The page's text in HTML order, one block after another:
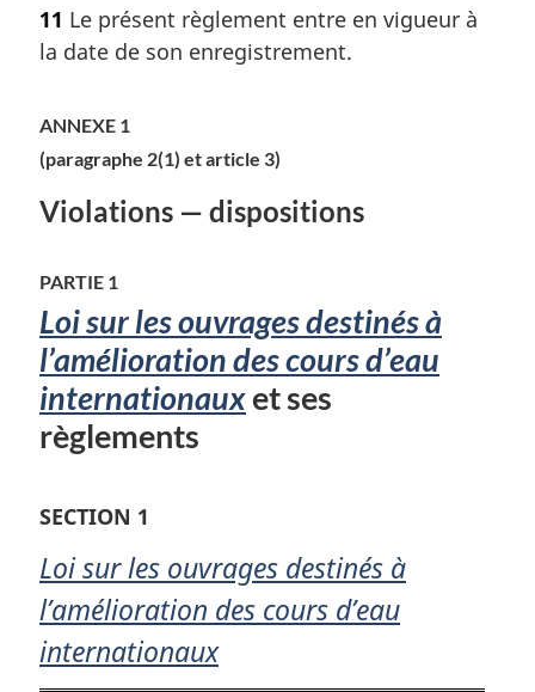
t
e
r
g
n
e
:
11 Le présent règlement entre en vigueur à
la date de son enregistrement.
ANNEXE 1
(paragraphe 2(1) et article 3)
Violations — dispositions
PARTIE 1
Loi sur les ouvrages destinés à
l’amélioration des cours d’eau
internationauxet ses
règlements
SECTION 1
Loi sur les ouvrages destinés à
l’amélioration des cours d’eau
internationaux